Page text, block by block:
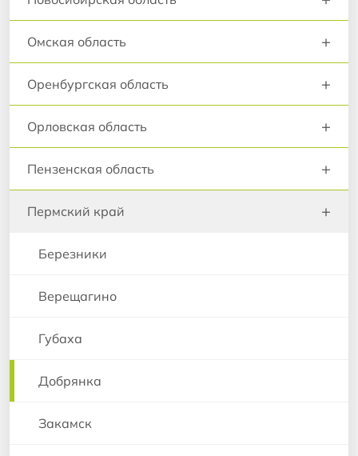
Омская область +
Оренбургская область +
Орловская область +
Пензенская область +
Пермский край +
Березники
Верещагино
Губаха
Добрянка
Закамск